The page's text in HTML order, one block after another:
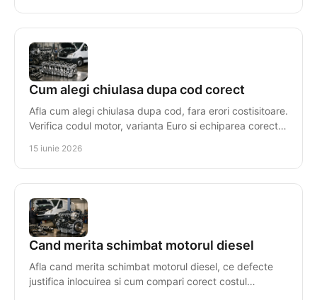
Cum alegi chiulasa dupa cod corect
Afla cum alegi chiulasa dupa cod, fara erori costisitoare.
Verifica codul motor, varianta Euro si echiparea corecta
15 iunie 2026
Cand merita schimbat motorul diesel
Afla cand merita schimbat motorul diesel, ce defecte
justifica inlocuirea si cum compari corect costul